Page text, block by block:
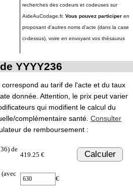
recherches des codeurs et codeuses sur
AideAuCodage.fr. Vous pouvez participer en
proposant d'autres noms d'acte (dans la case
ci-dessus), voire en envoyant vos thésaurus
YYYY236
correspond au tarif de l'acte et du taux
donnée. Attention, le prix peut varier
qui modifient le calcul du
complémentaire santé. Consulter
de remboursement :
de
419.25 € Calculer
€